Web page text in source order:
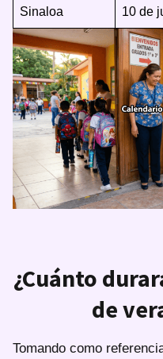
Sinaloa 10 de
¿Cuánto
de
Tomando como